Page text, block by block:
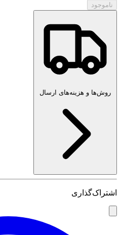
ناموجود
روش‌ها و هزینه‌های ارسال
اشتراک‌گذاری